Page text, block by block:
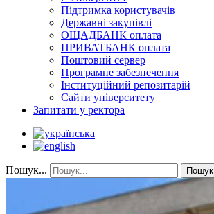
Підтримка користувачів
Державні закупівлі
ОЩАДБАНК оплата
ПРИВАТБАНК оплата
Поштовий сервер
Програмне забезпечення
Інституційний репозитарій
Сайти університету
Запитати у ректора
Пошук... Пошук